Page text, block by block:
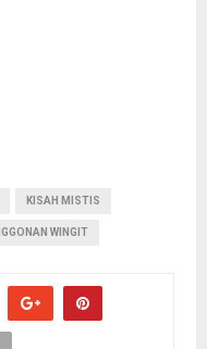
KISAH MISTIS
WINGIT